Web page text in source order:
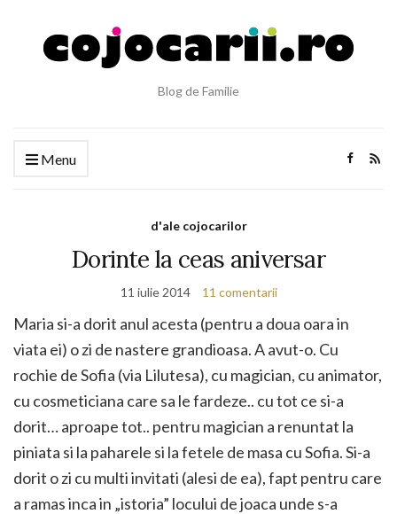
Blog de Familie
Menu
d'ale cojocarilor
Dorinte la ceas aniversar
11 iulie 2014 11 comentarii
Maria si-a dorit anul acesta (pentru a doua oara in
viata ei) o zi de nastere grandioasa. A avut-o. Cu
rochie de Sofia (via Lilutesa), cu magician, cu animator,
cu cosmeticiana care sa le fardeze.. cu tot ce si-a
dorit… aproape tot.. pentru magician a renuntat la
piniata si la paharele si la fetele de masa cu Sofia. Si-a
dorit o zi cu multi invitati (alesi de ea), fapt pentru care
a ramas inca in „istoria” locului de joaca unde s-a